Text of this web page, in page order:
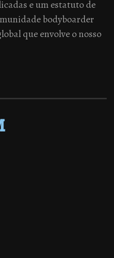
e um estatuto de
bodyboarder
que envolve o nosso